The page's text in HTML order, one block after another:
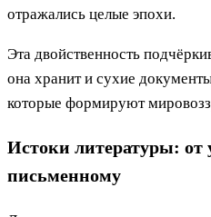
отражались целые эпохи.
Эта двойственность
она хранит и сухие
которые формируют
Истоки литературы: от
письменному